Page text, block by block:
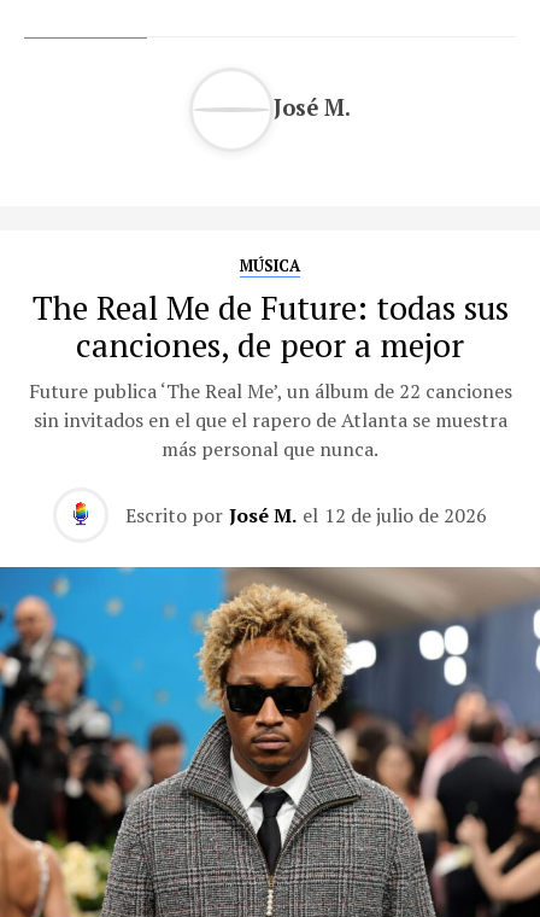
José M.
MÚSICA
The Real Me de Future: todas sus
canciones, de peor a mejor
Future publica ‘The Real Me’, un álbum de 22 canciones
sin invitados en el que el rapero de Atlanta se muestra
más personal que nunca.
Escrito por José M. el 12 de julio de 2026